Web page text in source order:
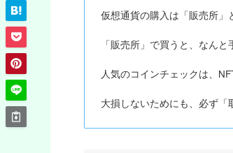
仮想通貨の購入は「販売所」
「販売所」で買うと、なんと
人気のコインチェックは、
大損しないためにも、必ず「